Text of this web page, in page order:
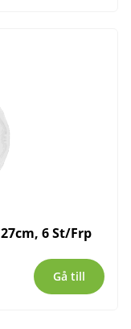
6 St/Frp
Gå till